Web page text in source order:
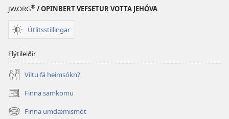
JW.ORG® / OPINBERT VEFSETUR VOTTA JEHÓVA
Útlitsstillingar
Flýtileiðir
Viltu fá heimsókn?
Finna samkomu
(opnast
í
nýjum
Finna umdæmismót
(opnast